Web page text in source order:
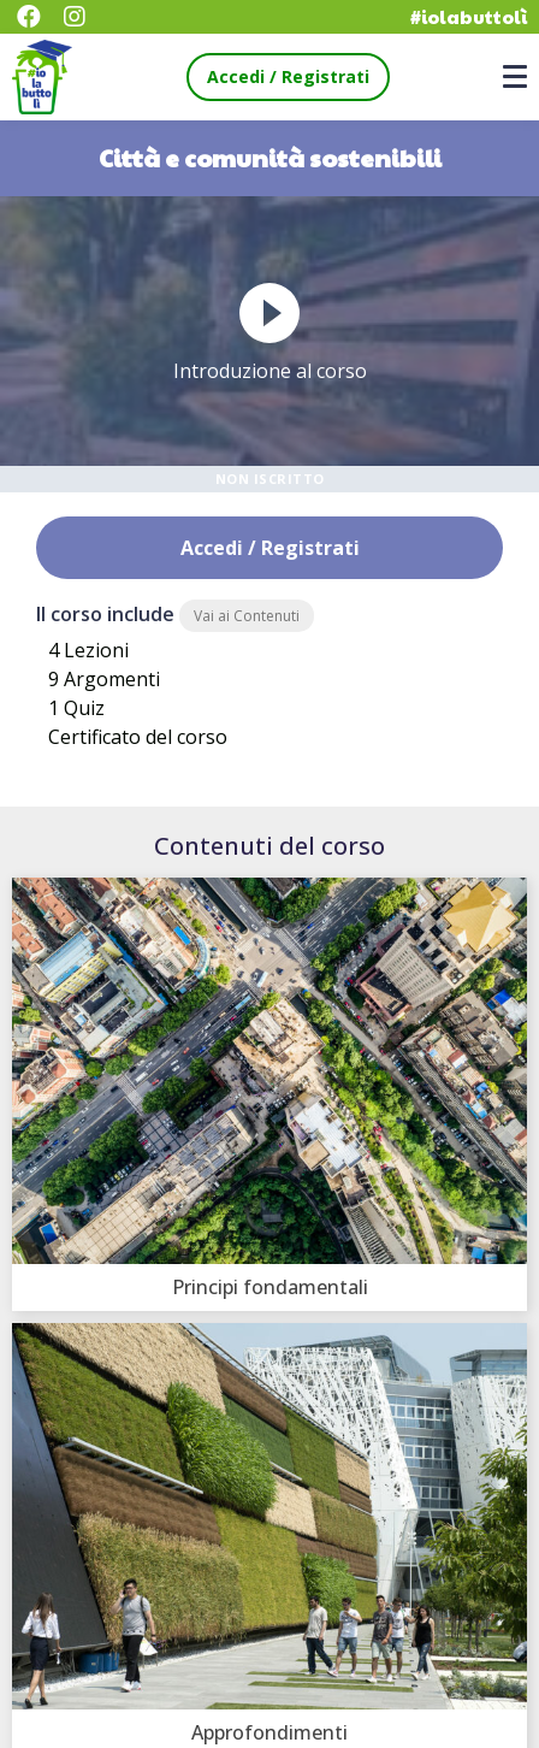
#iolabuttolì
Accedi / Registrati
Città e comunità sostenibili
Introduzione al corso
NON ISCRITTO
Accedi / Registrati
Il corso include Vai ai Contenuti
4 Lezioni
9 Argomenti
1 Quiz
Certificato del corso
Contenuti del corso
Principi fondamentali
Approfondimenti